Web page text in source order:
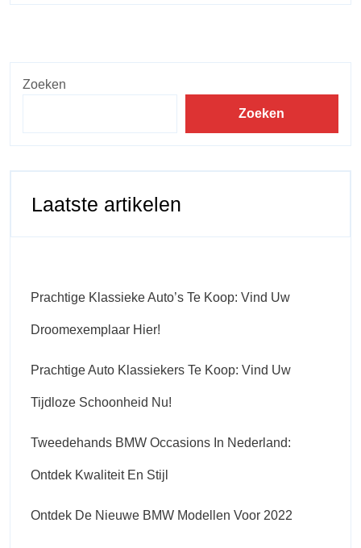
Zoeken
Zoeken
Laatste artikelen
Prachtige Klassieke Auto’s Te Koop: Vind Uw
Droomexemplaar Hier!
Prachtige Auto Klassiekers Te Koop: Vind Uw
Tijdloze Schoonheid Nu!
Tweedehands BMW Occasions In Nederland:
Ontdek Kwaliteit En Stijl
Ontdek De Nieuwe BMW Modellen Voor 2022